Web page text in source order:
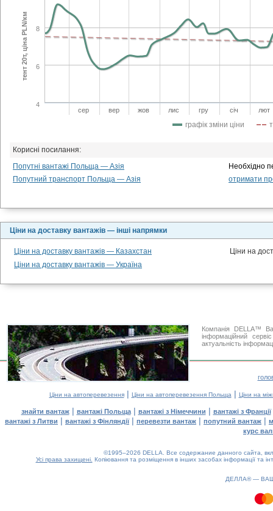
графік зміни ціни
сер вер жов лис гру січ лют
4
6
8
тент 20т, ціна PLN/км
Корисні посилання:
Попутні вантажі Польща — Азія
Необхідно
Попутний транспорт Польща — Азія
отримати
Ціни на доставку вантажів — інші напрямки
Ціни на доставку вантажів — Казахстан
Ціни на
Ціни на доставку вантажів — Україна
Компанія DELLA™
інформаційний
актуальність
Ціни на автоперевезення| Ціни на автоперевезення Польща | Ціни на
знайти вантаж| вантажі Польща| вантажі з Німеччини | вантажі з Франції
вантажі з Литви | вантажі з Фінляндії| перевезти вантаж | попутний вантаж |
курс
©1995–2026 DELLA. Все содержание данного сайта,
Усі права захищені. Копіювання та розміщення в інших засобах інформації та
ДЕЛЛА® —